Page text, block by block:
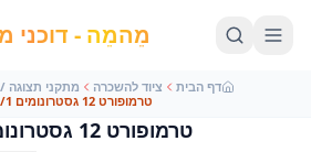
מֵהמֵה - דוכני
דף הבית ציוד להשכרה מתקני תצוגה /
טרמופורט 12 גסטרונומים 1/1
טרמופורט 12 גסטרונומים 1/1